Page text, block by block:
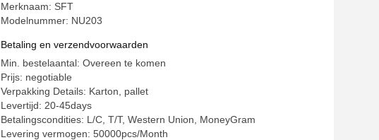
Merknaam: SFT
Modelnummer: NU203
Betaling en verzendvoorwaarden
Min. bestelaantal: Overeen te komen
Prijs: negotiable
Verpakking Details: Karton, pallet
Levertijd: 20-45days
Betalingscondities: L/C, T/T, Western Union, MoneyGram
Levering vermogen: 50000pcs/Month